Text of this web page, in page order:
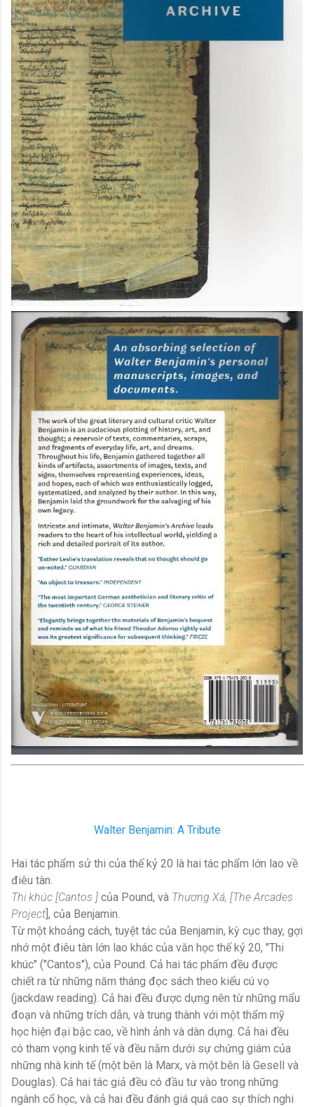
Walter Benjamin: A Tribute
Hai tác phẩm sử thi của thế kỷ 20 là hai tác phẩm lớn lao về
điêu tàn.
Thi khúc [Cantos ] của Pound, và Thương Xá, [The Arcades
Project ], của Benjamin.
Từ một khoảng cách, tuyệt tác của Benjamin, kỳ cục thay, gợi
nhớ một điêu tàn lớn lao khác của văn học thế kỷ 20, "Thi
khúc" ("Cantos"), của Pound. Cả hai tác phẩm đều được
chiết ra từ những năm tháng đọc sách theo kiểu cú vọ
(jackdaw reading). Cả hai đều được dựng nên từ những mẩu
đoạn và những trích dẫn, và trung thành với một thẩm mỹ
học hiện đại bậc cao, về hình ảnh và dàn dựng. Cả hai đều
có tham vọng kinh tế và đều nằm dưới sự chứng giám của
những nhà kinh tế (một bên là Marx, và một bên là Gesell và
Douglas). Cả hai tác giả đều có đầu tư vào trong những
ngành cổ học, và cả hai đều đánh giá quá cao sự thích nghi